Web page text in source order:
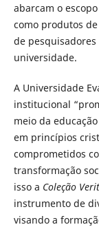
abarcam o
como produtos
de pesquisadores
universidade.
A Universidade
institucional
meio da
em princípios
comprometidos
transformação
isso a Coleção
instrumento de
visando a